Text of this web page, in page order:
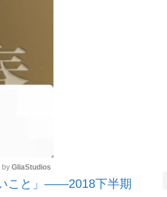
いまさら聞けない資産運用のすべて
by GliaStudios
こと」――2018下半期